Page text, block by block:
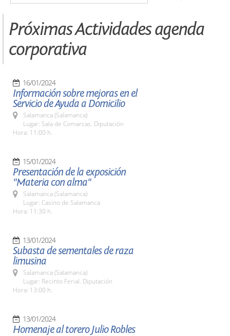
Próximas Actividades agenda
corporativa
16/01/2024
Información sobre mejoras en el
Servicio de Ayuda a Domicilio
Salamanca (Salamanca)
Lugar: Sala de Comarcas. Diputación
Hora: 11:00 h.
15/01/2024
Presentación de la exposición
"Materia con alma"
Salamanca (Salamanca)
Lugar: Casino de Salamanca
Hora: 11:30 h.
13/01/2024
Subasta de sementales de raza
limusina
Salamanca (Salamanca)
Lugar: Recinto Ferial. Diputación
Hora: 13:00 h.
13/01/2024
Homenaje al torero Julio Robles